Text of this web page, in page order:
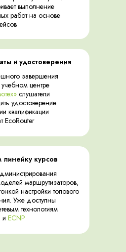
выполнение
работ на основе
и удостоверения
завершения
центре
» слушатели
удостоверение
квалификации
EcoRouter
линейку курсов
маршрутизаторов,
настройки топового
Уже доступны
технологиям
и ECNP